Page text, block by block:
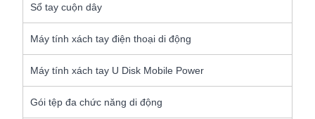
Sổ tay cuộn dây
Máy tính xách tay điện thoại di động
Máy tính xách tay U Disk Mobile Power
Gói tệp đa chức năng di động